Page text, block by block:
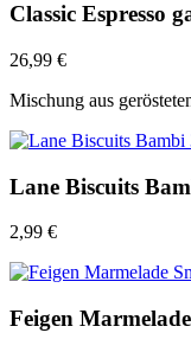
Classic Espresso
26,99 €
Mischung aus
Lane Biscuits
2,99 €
Feigen